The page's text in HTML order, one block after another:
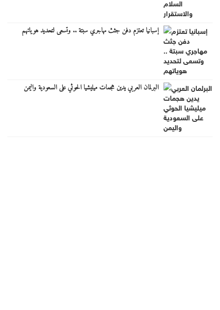
إسبانيا تعتزم دفن جثث مهاجري سبتة .. وتسعى لتحديد هوياتهم
البرلمان العربي يدين هجمات ميليشيا الحوثي على السعودية واليمن